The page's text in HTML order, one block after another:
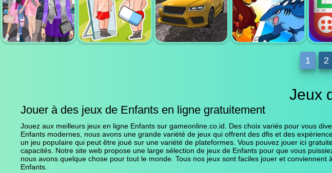
COOKING
KOREAN
MINIGOLF
SUPER MARIO
COOKING
FASHION TRIP
DRESS UP
GAMES
DELETE PUZZLE
ERASE ONE
PART
REAL DRIFT
MULTIPLAYER
DYNAMONS 5
1 2
Jeux
Jouer à des jeux de Enfants en ligne gratuitement
Jouez aux meilleurs jeux en ligne Enfants sur gameonline.co.id. Des choix variés pour vous
Enfants modernes, nous avons une grande variété de jeux qui offrent des dfis et des
un jeu populaire qui peut être joué sur une variété de plateformes. Vous pouvez jouer ici
capacités. Notre site web propose une large sélection de jeux de Enfants pour que vous
nous avons quelque chose pour tout le monde. Tous nos jeux sont faciles jouer et
Enfants.